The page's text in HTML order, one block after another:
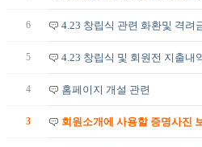
6 4.23 창립식 관련 화환및 격려
5 4.23 창립식 및 회원전 지출내
4 홈페이지 개설 관련
3 회원소개에 사용할 증명사진